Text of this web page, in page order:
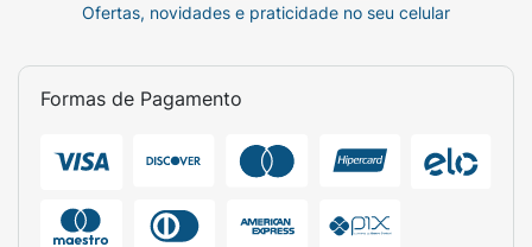
Ofertas, novidades e praticidade no seu celular
Formas de Pagamento